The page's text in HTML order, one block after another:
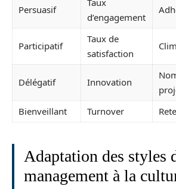
Persuasif
d’engagement
Participatif
Taux de
satisfaction
Délégatif Innovation
Bienveillant
Turnover
Adaptation des styles
management à la